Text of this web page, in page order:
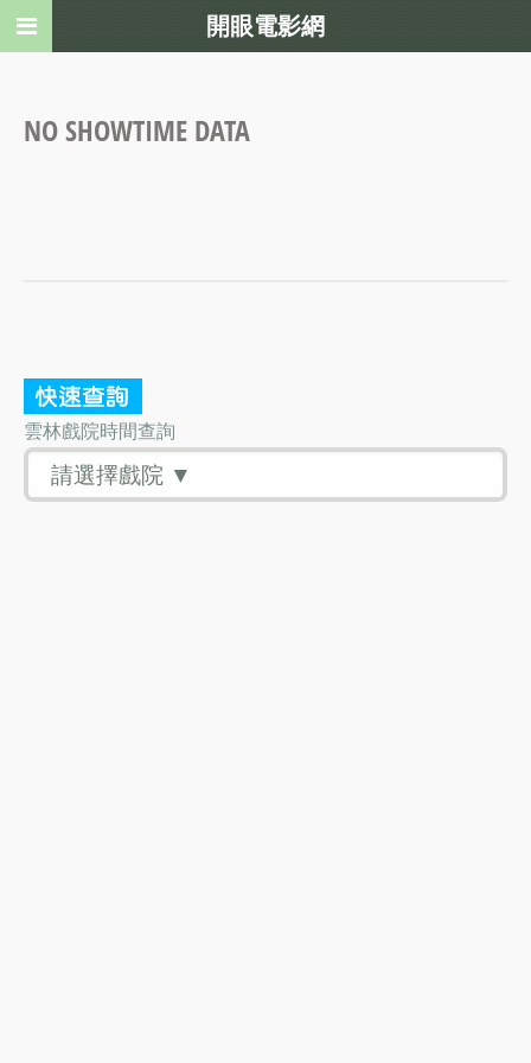
NO SHOWTIME DATA
雲林戲院時間查詢
開眼電影網